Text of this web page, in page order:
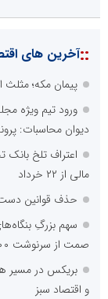
::آخرین های
پیمان مکه؛ مثلث
ورود تیم ویژه
دیوان محاسبات:
اعتراف تلخ
مالی از ۲۲ خرداد
حذف قوانین دست
سهم بزرگِ
صمت از سرنوشت ۷۰۰ همت
و اقتصاد سبز